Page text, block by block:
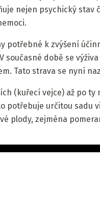
nejen psychický stav
potřebné k zvýšení
současné době se
Tato strava se nyní
(kuřecí vejce) až po ty
potřebuje určitou sadu
plody, zejména